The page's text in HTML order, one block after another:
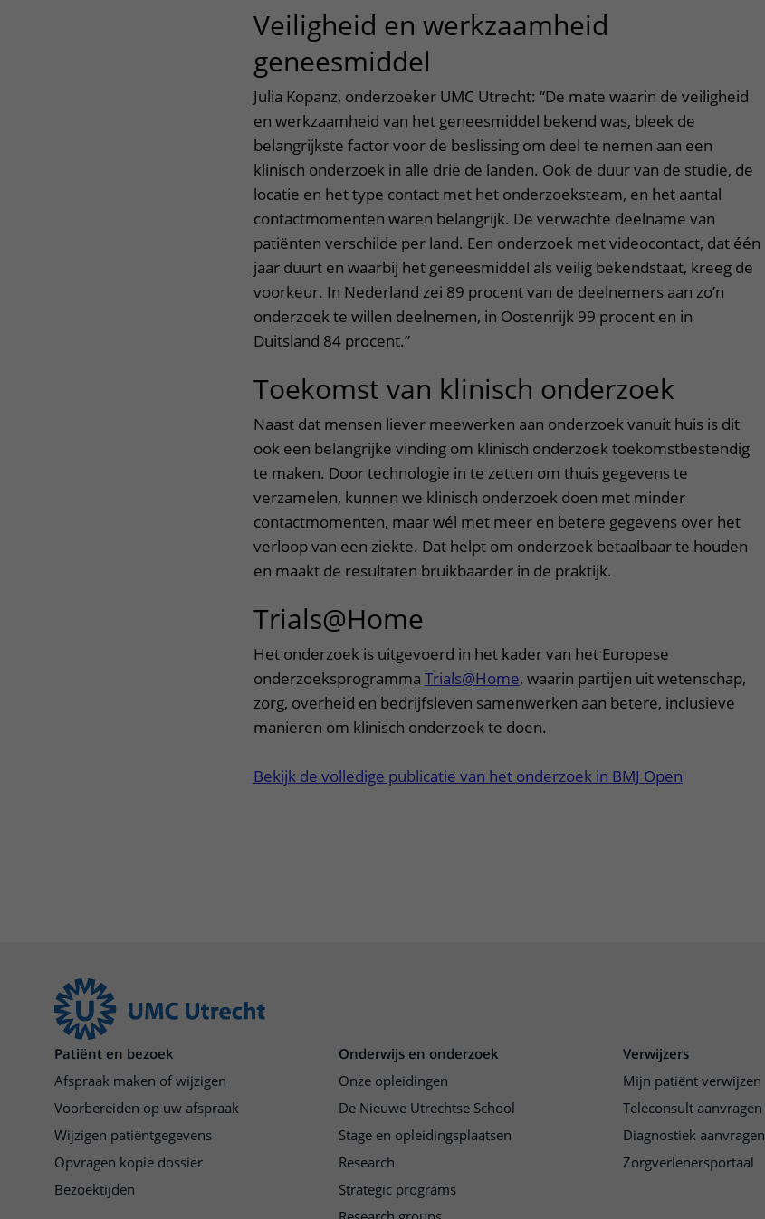
Veiligheid en werkzaamheid
geneesmiddel
Julia Kopanz, onderzoeker UMC Utrecht: “De mate waarin de veiligheid
en werkzaamheid van het geneesmiddel bekend was, bleek de
belangrijkste factor voor de beslissing om deel te nemen aan een
klinisch onderzoek in alle drie de landen. Ook de duur van de studie, de
locatie en het type contact met het onderzoeksteam, en het aantal
contactmomenten waren belangrijk. De verwachte deelname van
patiënten verschilde per land. Een onderzoek met videocontact, dat één
jaar duurt en waarbij het geneesmiddel als veilig bekendstaat, kreeg de
voorkeur. In Nederland zei 89 procent van de deelnemers aan zo’n
onderzoek te willen deelnemen, in Oostenrijk 99 procent en in
Duitsland 84 procent.”
Toekomst van klinisch onderzoek
Naast dat mensen liever meewerken aan onderzoek vanuit huis is dit
ook een belangrijke vinding om klinisch onderzoek toekomstbestendig
te maken. Door technologie in te zetten om thuis gegevens te
verzamelen, kunnen we klinisch onderzoek doen met minder
contactmomenten, maar wél met meer en betere gegevens over het
verloop van een ziekte. Dat helpt om onderzoek betaalbaar te houden
en maakt de resultaten bruikbaarder in de praktijk.
Trials@Home
Het onderzoek is uitgevoerd in het kader van het Europese
onderzoeksprogramma Trials@Home, waarin partijen uit wetenschap,
zorg, overheid en bedrijfsleven samenwerken aan betere, inclusieve
manieren om klinisch onderzoek te doen.
Bekijk de volledige publicatie van het onderzoek in BMJ Open
Patiënt en bezoek
Afspraak maken of wijzigen
Voorbereiden op uw afspraak
Wijzigen patiëntgegevens
Opvragen kopie dossier
Bezoektijden
Onderwijs en onderzoek
Onze opleidingen
De Nieuwe Utrechtse School
Stage en opleidingsplaatsen
Research
Strategic programs
Verwijzers
Mijn patiënt verwijzen
Teleconsult aanvragen
Diagnostiek aanvragen
Zorgverlenersportaal